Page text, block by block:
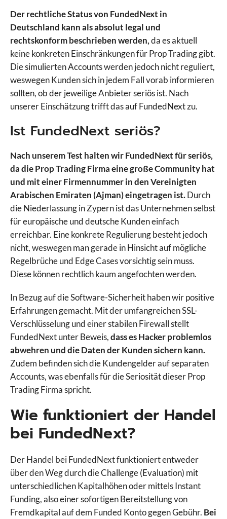
Der rechtliche Status von FundedNext in
Deutschland kann als absolut legal und
rechtskonform beschrieben werden,da es aktuell
keine konkreten Einschränkungen für Prop Trading gibt.
Die simulierten Accounts werden jedoch nicht reguliert,
weswegen Kunden sich in jedem Fall vorab informieren
sollten, ob der jeweilige Anbieter seriös ist. Nach
unserer Einschätzung trifft das auf FundedNext zu.
Ist FundedNext seriös?
Nach unserem Test halten wir FundedNext für seriös,
da die Prop Trading Firma eine große Community hat
und mit einer Firmennummer in den Vereinigten
Arabischen Emiraten (Ajman) eingetragen ist.Durch
die Niederlassung in Zypern ist das Unternehmen selbst
für europäische und deutsche Kunden einfach
erreichbar. Eine konkrete Regulierung besteht jedoch
nicht, weswegen man gerade in Hinsicht auf mögliche
Regelbrüche und Edge Cases vorsichtig sein muss.
Diese können rechtlich kaum angefochten werden.
In Bezug auf die Software-Sicherheit haben wir positive
Erfahrungen gemacht. Mit der umfangreichen SSL-
Verschlüsselung und einer stabilen Firewall stellt
FundedNext unter Beweis,dass es Hacker problemlos
abwehren und die Daten der Kunden sichern kann.
Zudem befinden sich die Kundengelder auf separaten
Accounts, was ebenfalls für die Seriosität dieser Prop
Trading Firma spricht.
Wie funktioniert der Handel
bei FundedNext?
Der Handel bei FundedNext funktioniert entweder
über den Weg durch die Challenge (Evaluation) mit
unterschiedlichen Kapitalhöhen oder mittels Instant
Funding, also einer sofortigen Bereitstellung von
Fremdkapital auf dem Funded Konto gegen Gebühr. Bei